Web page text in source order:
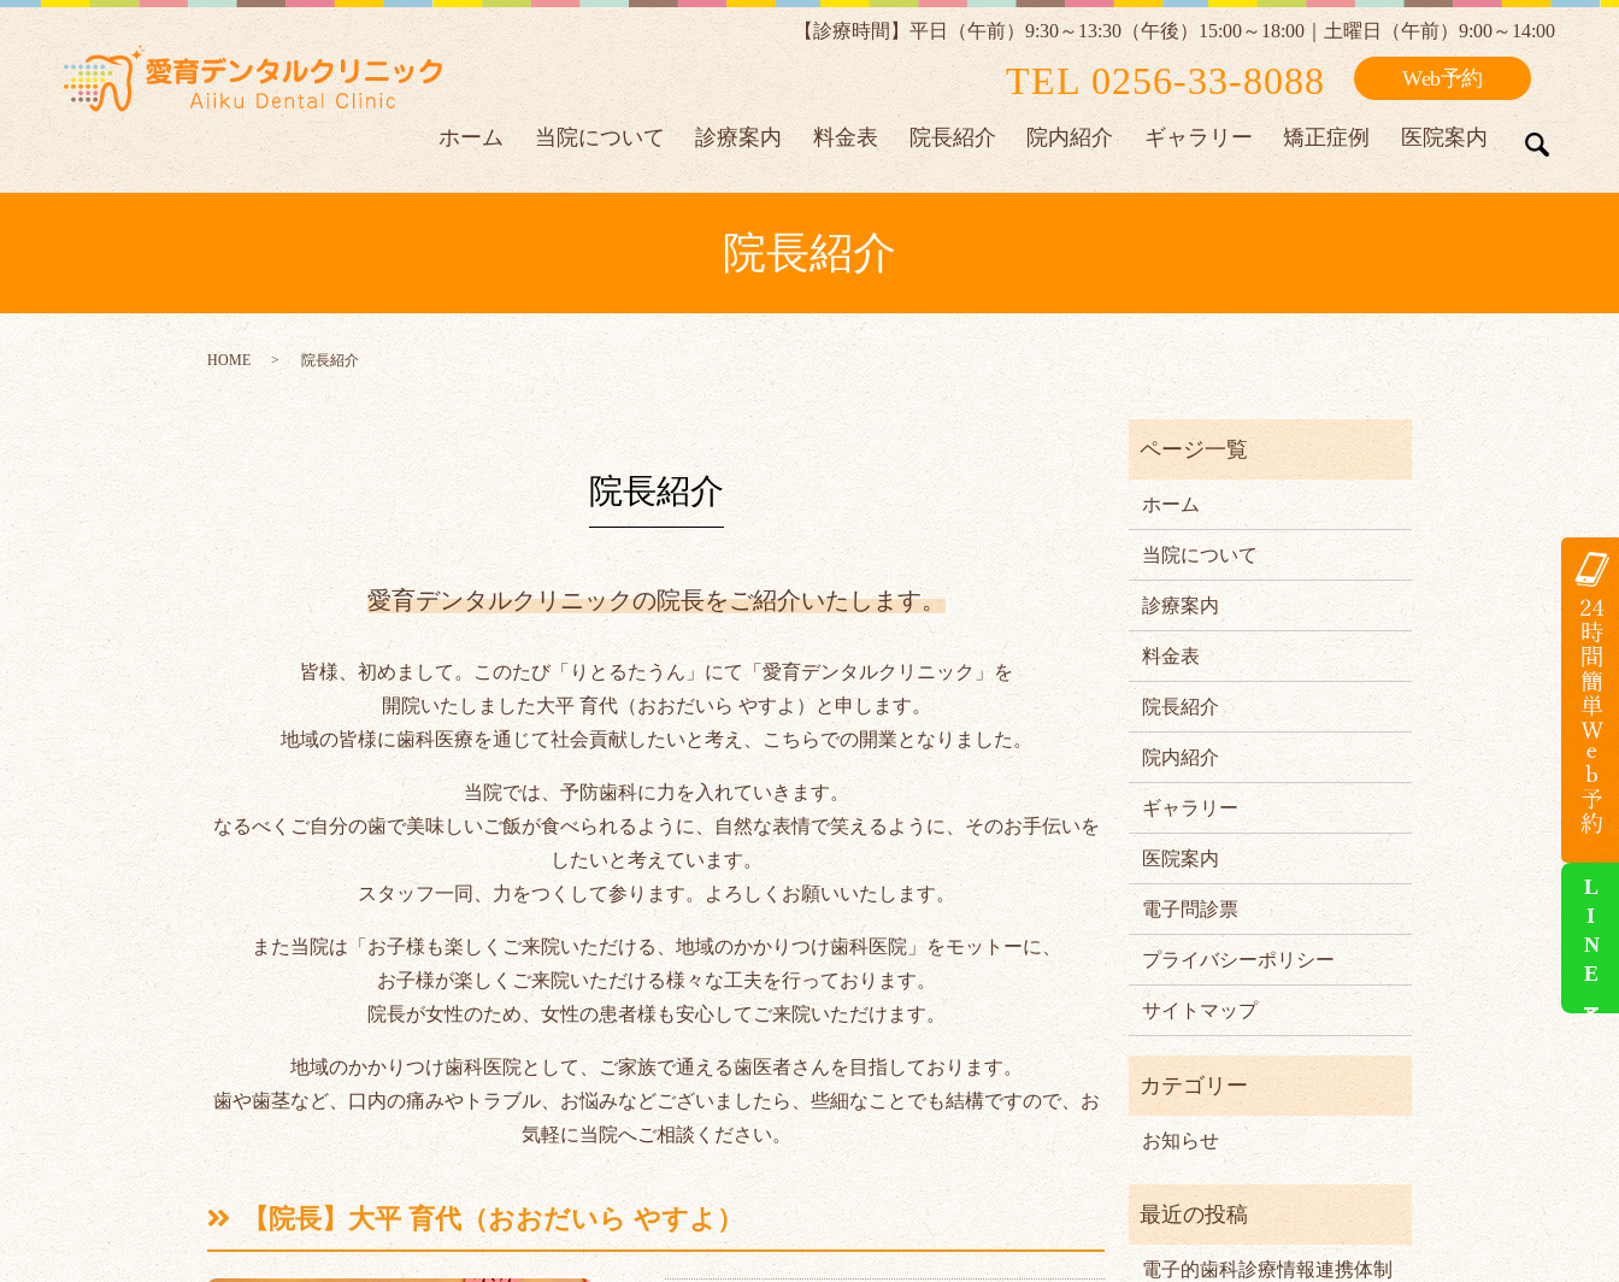
【診療時間】平日（午前）9:30～13:30（午後）15:00～18:00｜土曜日（午前）9:00～14:00
TEL 0256-33-8088 Web予約
ホーム 当院について 診療案内 料金表 院長紹介 院内紹介 ギャラリー 矯正症例 医院案内
LINE予約
院長紹介
HOME 院長紹介
院長紹介
愛育デンタルクリニックの院長をご紹介いたします。
皆様、初めまして。このたび「りとるたうん」にて「愛育デンタルクリニック」を
開院いたしました大平 育代（おおだいら やすよ）と申します。
地域の皆様に歯科医療を通じて社会貢献したいと考え、こちらでの開業となりました。
当院では、予防歯科に力を入れていきます。
なるべくご自分の歯で美味しいご飯が食べられるように、自然な表情で笑えるように、そのお手伝いを
したいと考えています。
スタッフ一同、力をつくして参ります。よろしくお願いいたします。
また当院は「お子様も楽しくご来院いただける、地域のかかりつけ歯科医院」をモットーに、
お子様が楽しくご来院いただける様々な工夫を行っております。
院長が女性のため、女性の患者様も安心してご来院いただけます。
地域のかかりつけ歯科医院として、ご家族で通える歯医者さんを目指しております。
歯や歯茎など、口内の痛みやトラブル、お悩みなどございましたら、些細なことでも結構ですので、お
気軽に当院へご相談ください。
【院長】大平 育代（おおだいら やすよ）
ホーム
当院について
診療案内
料金表
院長紹介
院内紹介
ギャラリー
医院案内
電子問診票
プライバシーポリシー
サイトマップ
お知らせ
電子的歯科診療情報連携体制